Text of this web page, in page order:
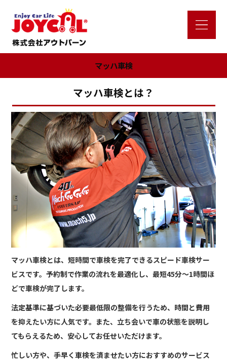
マッハ車検
マッハ車検とは？
マッハ車検とは、短時間で車検を完了できるスピード車検サー
ビスです。予約制で作業の流れを最適化し、最短45分～1時間ほ
どで車検が完了します。
法定基準に基づいた必要最低限の整備を行うため、時間と費用
を抑えたい方に人気です。また、立ち会いで車の状態を説明し
てもらえるため、安心してお任せいただけます。
忙しい方や、手早く車検を済ませたい方におすすめのサービス